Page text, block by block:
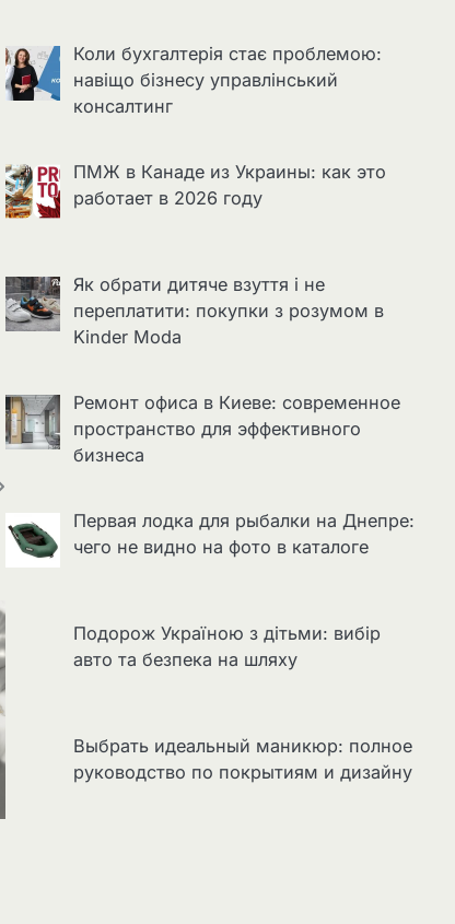
Коли бухгалтерія стає проблемою:
навіщо бізнесу управлінський
консалтинг
ПМЖ в Канаде из Украины: как это
работает в 2026 году
Як обрати дитяче взуття і не
переплатити: покупки з розумом в
Kinder Moda
Ремонт офиса в Киеве: современное
пространство для эффективного
бизнеса
Первая лодка для рыбалки на Днепре:
чего не видно на фото в каталоге
Подорож Україною з дітьми: вибір
авто та безпека на шляху
Выбрать идеальный маникюр: полное
руководство по покрытиям и дизайну